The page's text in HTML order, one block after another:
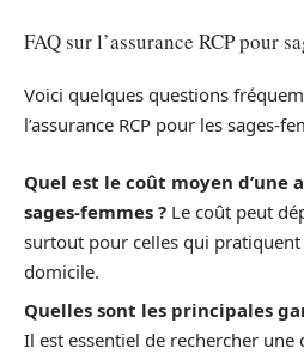
FAQ sur l’assurance RCP pour
Voici quelques questions
l’assurance RCP pour les sages-
Quel est le coût moyen d’une
sages-femmes ? Le coût peut
surtout pour celles qui pratiquent
domicile.
Quelles sont les principales
Il est essentiel de rechercher